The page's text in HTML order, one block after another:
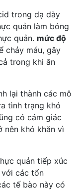
trong dạ dày
quản làm bỏng
quản. mức độ
chảy máu, gây
trong khi ăn
lại thành các mô
tình trạng khó
có cảm giác
nên khó khăn vì
quản tiếp xúc
các tổn
tế bào này có